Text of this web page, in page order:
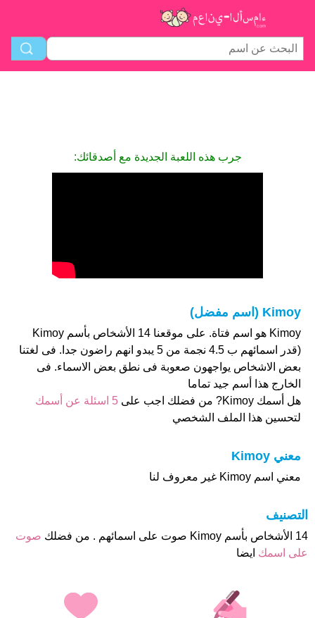
جرب هذه اللعبة الجديدة مع أصدقائك:
Kimoy (اسم مفضل)
Kimoy هو اسم فتاة. على موقعنا 14 الأشخاص بأسم Kimoy
(قدر اسمائهم ب 4.5 نجمة من 5 يبدو انهم راضون جدا. فى لغتنا
بعض الاشخاص يواجهون صعوبة فى نطق بعض الاسماء. فى
الخارج هذا أسم جيد تماما
هل أسمك Kimoy? من فضلك اجب على
5 اسئلة عن أسمك
لتحسين هذا الملف الشخصي
معني Kimoy
معني اسم Kimoy غير معروف لنا
التصنيف
14 الأشخاص بأسم Kimoy صوت على اسمائهم . من فضلك
صوت
على اسمك ايضا